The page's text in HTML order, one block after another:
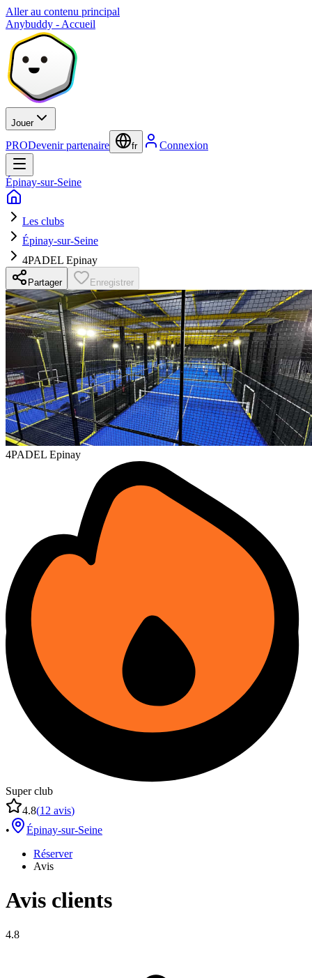
Aller au contenu principal
Anybuddy - Accueil
Jouer
PRODevenir partenaire fr Connexion
Épinay-sur-Seine
Les clubs
Épinay-sur-Seine
4PADEL Epinay
Partager Enregistrer
4PADEL Epinay
Super club
4.8(12 avis)
•
Épinay-sur-Seine
Réserver
Avis
Avis clients
4.8